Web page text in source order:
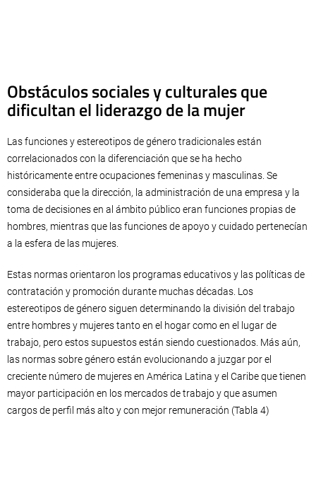
Obstáculos sociales y culturales que
dificultan el liderazgo de la mujer
Las funciones y estereotipos de género tradicionales están
correlacionados con la diferenciación que se ha hecho
históricamente entre ocupaciones femeninas y masculinas. Se
consideraba que la dirección, la administración de una empresa y la
toma de decisiones en al ámbito público eran funciones propias de
hombres, mientras que las funciones de apoyo y cuidado pertenecían
a la esfera de las mujeres.
Estas normas orientaron los programas educativos y las políticas de
contratación y promoción durante muchas décadas. Los
estereotipos de género siguen determinando la división del trabajo
entre hombres y mujeres tanto en el hogar como en el lugar de
trabajo, pero estos supuestos están siendo cuestionados. Más aún,
las normas sobre género están evolucionando a juzgar por el
creciente número de mujeres en América Latina y el Caribe que tienen
mayor participación en los mercados de trabajo y que asumen
cargos de perfil más alto y con mejor remuneración (Tabla 4)